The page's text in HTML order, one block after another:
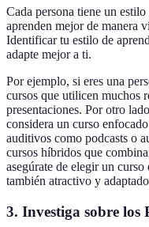
Cada persona tiene un
aprenden mejor de manera
Identificar tu estilo de
adapte mejor a ti.
Por ejemplo, si eres una
cursos que utilicen muchos
presentaciones. Por otro
considera un curso
auditivos como podcasts o
cursos híbridos que
asegúrate de elegir un
también atractivo y
3. Investiga sobre los